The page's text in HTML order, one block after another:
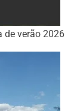
de verão 2026